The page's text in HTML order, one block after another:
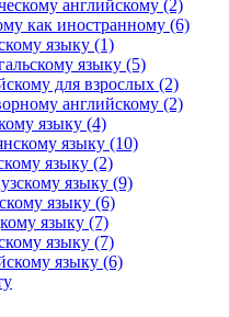
английскому (2)
как иностранному (6)
языку (1)
языку (5)
для взрослых (2)
английскому (2)
языку (4)
языку (10)
языку (2)
языку (9)
языку (6)
языку (7)
языку (7)
языку (6)